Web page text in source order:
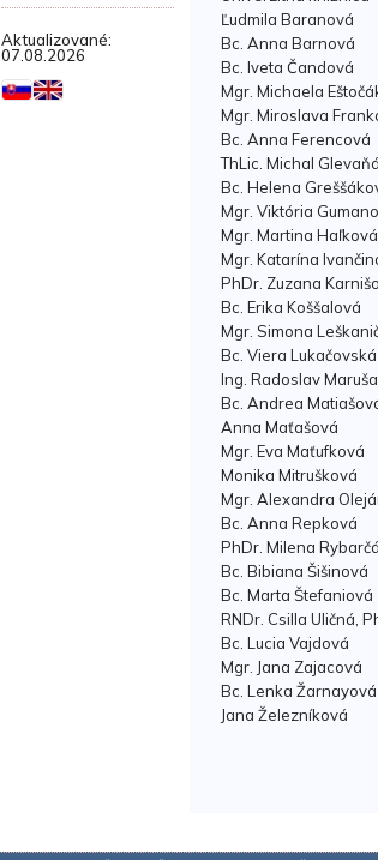
Aktualizované:
07.08.2026
Ľudmila Baranová
Bc. Anna Barnová
Bc. Iveta Čandová
Mgr. Michaela
Mgr. Miroslava
Bc. Anna Ferencová
ThLic. Michal
Bc. Helena
Mgr. Viktória
Mgr. Martina Haľková
Mgr. Katarína
PhDr. Zuzana
Bc. Erika Koššalová
Mgr. Simona
Bc. Viera Lukačovská
Ing. Radoslav Maruša
Bc. Andrea
Anna Maťašová
Mgr. Eva Maťufková
Monika Mitrušková
Mgr. Alexandra
Bc. Anna Repková
PhDr. Milena
Bc. Bibiana Šišinová
Bc. Marta Štefaniová
RNDr. Csilla Uličná,
Bc. Lucia Vajdová
Mgr. Jana Zajacová
Bc. Lenka Žarnayová
Jana Železníková